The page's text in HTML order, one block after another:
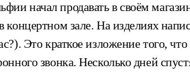
начал продавать в своём
концертном зале. На изделиях
Это краткое изложение того,
звонка. Несколько дней